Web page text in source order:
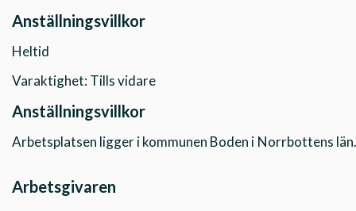
Anställningsvillkor
Heltid
Varaktighet: Tills vidare
Anställningsvillkor
Arbetsplatsen ligger i kommunen Boden i Norrbottens län.
Arbetsgivaren